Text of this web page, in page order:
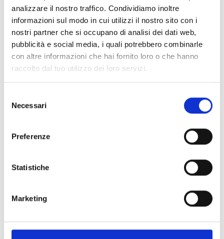
analizzare il nostro traffico. Condividiamo inoltre
informazioni sul modo in cui utilizzi il nostro sito con i
nostri partner che si occupano di analisi dei dati web,
pubblicità e social media, i quali potrebbero combinarle
con altre informazioni che hai fornito loro o che hanno
raccolto dal tuo utilizzo dei loro servizi.
delNecessari
Preferenze
Statistiche
Marketing
Hevoluto
Previdia/STUDIO